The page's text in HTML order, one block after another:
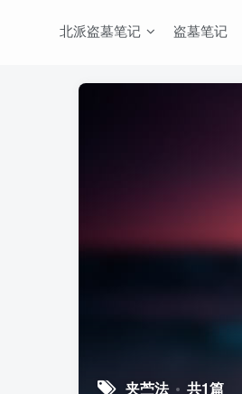
北派盗墓笔记 盗墓笔记
夹苎法 共1篇